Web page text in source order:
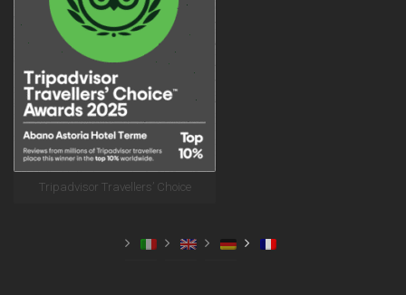
Tripadvisor Travellers’ Choice